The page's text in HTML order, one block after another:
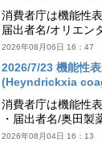
消費者庁は機能性
届出者名/オリエン
2026年08月06日 16：47
2026/7/23 機能性
(Heyndrickxia
消費者庁は機能性
・届出者名/奥田
2026年08月04日 16：13